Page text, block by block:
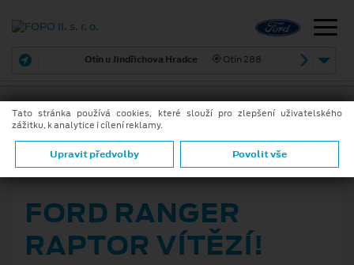
Otín u Jindřichova Hradce Otín 288
9. 1. 2020
FORD RANGER
RAPTOR VÍTĚZÍ!
Tato stránka používá cookies, které slouží pro zlepšení uživatelského
zážitku, k analytice i cílení reklamy.
Upravit předvolby Povolit vše